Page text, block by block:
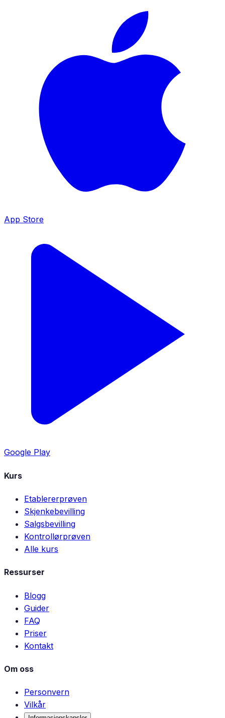
App Store
Google Play
Kurs
Etablererprøven
Skjenkebevilling
Salgsbevilling
Kontrollørprøven
Alle kurs
Ressurser
Blogg
Guider
FAQ
Priser
Kontakt
Om oss
Personvern
Vilkår